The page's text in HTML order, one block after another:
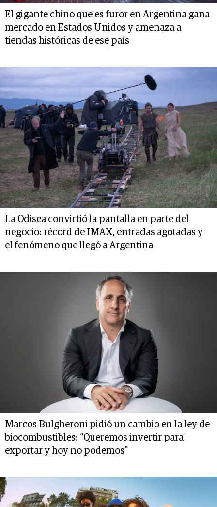
El gigante chino que es furor en Argentina gana
mercado en Estados Unidos y amenaza a
tiendas históricas de ese país
La Odisea convirtió la pantalla en parte del
negocio: récord de IMAX, entradas agotadas y
el fenómeno que llegó a Argentina
Marcos Bulgheroni pidió un cambio en la ley de
biocombustibles: “Queremos invertir para
exportar y hoy no podemos"